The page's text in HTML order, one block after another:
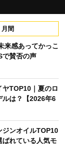
月間
来感あってかっこ
で賛否の声
ヤTOP10｜夏のロ
ルは？【2026年6
ジンオイルTOP10
ばれている人気モ